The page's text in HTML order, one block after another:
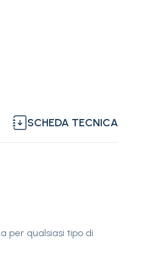
SCHEDA TECNICA
per qualsiasi tipo di